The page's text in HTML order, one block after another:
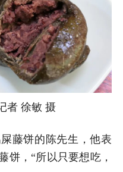
者 徐敏 摄
藤饼的陈先生，他表
饼，“所以只要想吃，